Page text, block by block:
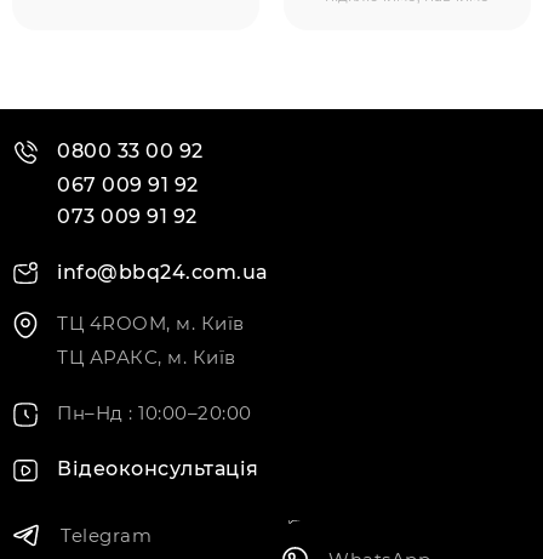
0800 33 00 92
067 009 91 92
073 009 91 92
info@bbq24.com.ua
ТЦ 4ROOM, м. Київ
ТЦ АРАКС, м. Київ
Пн–Нд : 10:00–20:00
Відеоконсультація
Telegram